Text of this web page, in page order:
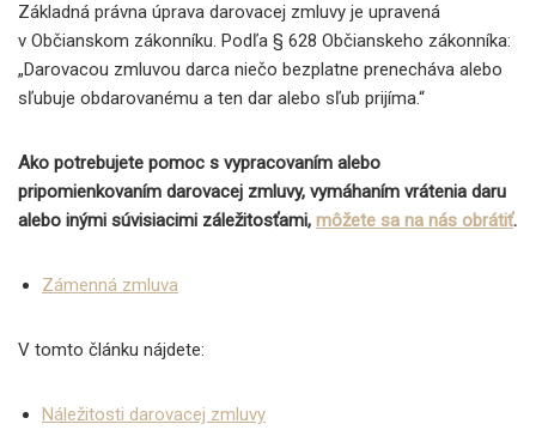
Základná právna úprava darovacej zmluvy je upravená
v Občianskom zákonníku. Podľa § 628 Občianskeho zákonníka:
„Darovacou zmluvou darca niečo bezplatne prenecháva alebo
sľubuje obdarovanému a ten dar alebo sľub prijíma.“
Ako potrebujete pomoc s vypracovaním alebo
pripomienkovaním darovacej zmluvy, vymáhaním vrátenia daru
alebo inými súvisiacimi záležitosťami, môžete sa na nás obrátiť.
Zámenná zmluva
V tomto článku nájdete:
Náležitosti darovacej zmluvy